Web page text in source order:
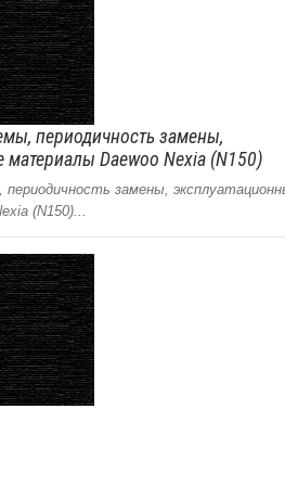
периодичность замены,
материалы Daewoo Nexia (N150)
замены,
(N150)...